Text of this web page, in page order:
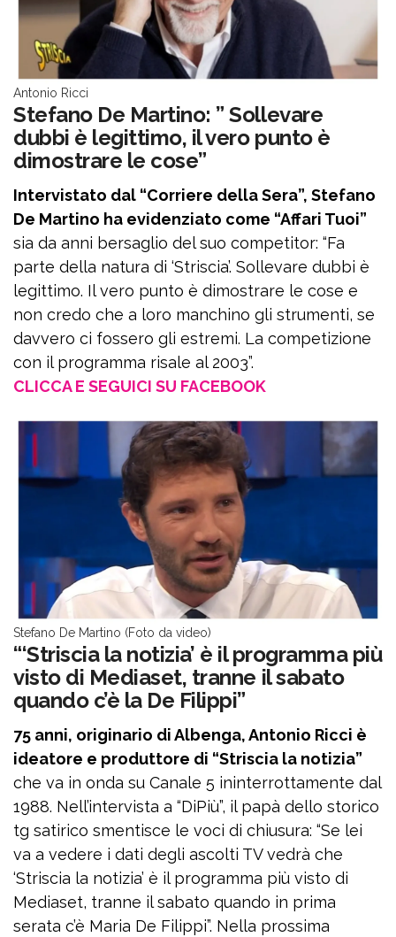
Antonio Ricci
Stefano De Martino: ” Sollevare
dubbi è legittimo, il vero punto è
dimostrare le cose”
Intervistato dal “Corriere della Sera”, Stefano
De Martino ha evidenziato come “Affari Tuoi”
sia da anni bersaglio del suo competitor: “Fa
parte della natura di ‘Striscia’. Sollevare dubbi è
legittimo. Il vero punto è dimostrare le cose e
non credo che a loro manchino gli strumenti, se
davvero ci fossero gli estremi. La competizione
con il programma risale al 2003”.
CLICCA E SEGUICI SU FACEBOOK
Stefano De Martino (Foto da video)
“‘Striscia la notizia’ è il programma più
visto di Mediaset, tranne il sabato
quando c’è la De Filippi”
75 anni, originario di Albenga, Antonio Ricci è
ideatore e produttore di “Striscia la notizia”
che va in onda su Canale 5 ininterrottamente dal
1988. Nell’intervista a “DiPiù”, il papà dello storico
tg satirico smentisce le voci di chiusura: “Se lei
va a vedere i dati degli ascolti TV vedrà che
‘Striscia la notizia’ è il programma più visto di
Mediaset, tranne il sabato quando in prima
serata c’è Maria De Filippi”. Nella prossima